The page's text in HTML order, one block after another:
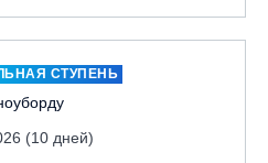
СТУПЕНЬ
(10 дней)